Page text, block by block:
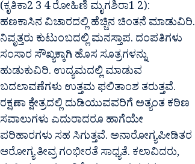
(ಕೃತಿಕಾ2 3 4 ರೋಹಿಣಿ ಮೃಗಶಿರಾ1 2):
ಹಣಕಾಸಿನ ವಿಚಾರದಲ್ಲಿ ಹೆಚ್ಚಿನ ಚಿಂತನೆ ಮಾಡುವಿರಿ.
ನಿವೃತ್ತರು ಕುಟುಂಬದಲ್ಲಿ ಮನಸ್ತಾಪ. ದಂಪತಿಗಳು
ಸಂಸಾರ ಸೌಖ್ಯಕ್ಕಾಗಿ ಹೊಸ ಸೂತ್ರಗಳನ್ನು
ಹುಡುಕುವಿರಿ. ಉದ್ಯಮದಲ್ಲಿ ಮಾಡುವ
ಬದಲಾವಣೆಗಳು ಉತ್ತಮ ಫಲಿತಾಂಶ ತರುತ್ತವೆ.
ರಕ್ಷಣಾ ಕ್ಷೇತ್ರದಲ್ಲಿ ದುಡಿಯುವವರಿಗೆ ಅತ್ಯಂತ ಕಠಿಣ
ಸವಾಲುಗಳು ಎದುರಾದರೂ ಹಾಗೆಯೇ
ಪರಿಹಾರಗಳು ಸಹ ಸಿಗುತ್ತವೆ. ಅನಾರೋಗ್ಯಪೀಡಿತರ
ಆರೋಗ್ಯ ತೀವ್ರ ಗಂಭೀರತೆ ಸಾಧ್ಯತೆ. ಕಲಾವಿದರು,